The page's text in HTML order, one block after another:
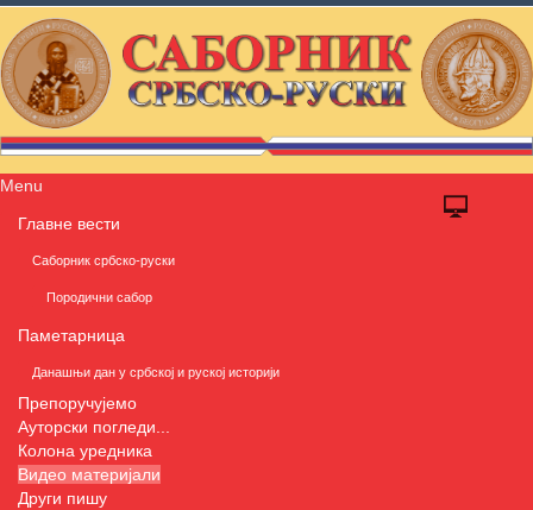
Menu
Главне вести
Саборник србско-руски
Породични сабор
Паметарница
Данашњи дан у србској и руској историји
Препоручујемо
Ауторски погледи...
Колона уредника
Видео материјали
Други пишу